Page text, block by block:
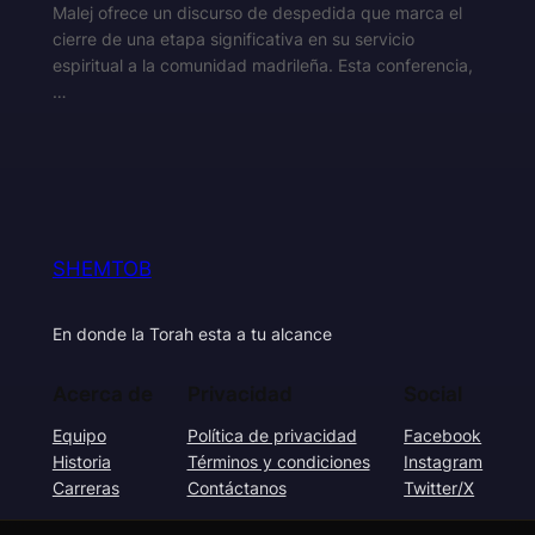
Malej ofrece un discurso de despedida que marca el
cierre de una etapa significativa en su servicio
espiritual a la comunidad madrileña. Esta conferencia,
…
SHEMTOB
En donde la Torah esta a tu alcance
Equipo
Historia
Carreras
Política de privacidad
Términos y condiciones
Contáctanos
Facebook
Instagram
Twitter/X